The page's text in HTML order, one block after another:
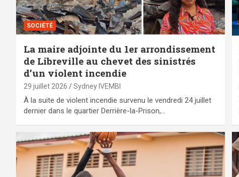
SOCIÉTÉ
La maire adjointe du 1er arrondissement
de Libreville au chevet des sinistrés
d’un violent incendie
29 juillet 2026 Sydney IVEMBI
À la suite de violent incendie survenu le vendredi 24 juillet
dernier dans le quartier Derrière-la-Prison,…